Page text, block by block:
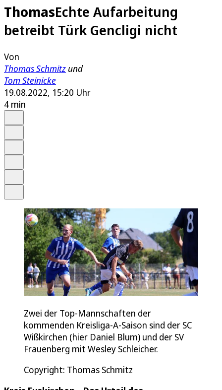
ThomasEchte Aufarbeitung
betreibt Türk Gencligi nicht
Von
Thomas Schmitz und
Tom Steinicke
19.08.2022, 15:20 Uhr
4 min
Zwei der Top-Mannschaften der
kommenden Kreisliga-A-Saison sind der SC
Wißkirchen (hier Daniel Blum) und der SV
Frauenberg mit Wesley Schleicher.
Copyright: Thomas Schmitz